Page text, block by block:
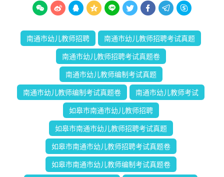
        
南通市幼儿教师招聘 南通市幼儿教师招聘考试真题
南通市幼儿教师招聘考试真题卷
南通市幼儿教师编制考试真题
南通市幼儿教师编制考试真题卷 南通市幼儿教师考试
如皋市南通市幼儿教师招聘
如皋市南通市幼儿教师招聘考试真题
如皋市南通市幼儿教师招聘考试真题卷
如皋市南通市幼儿教师编制考试真题卷